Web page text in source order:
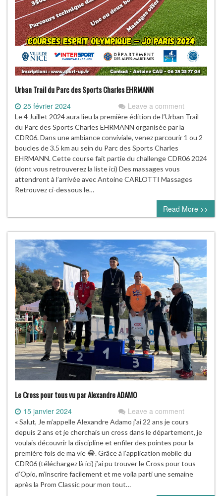
Urban Trail du Parc des Sports Charles EHRMANN
25 février 2024 Leave a comment
Le 4 Juillet 2024 aura lieu la première édition de l’Urban Trail
du Parc des Sports Charles EHRMANN organisée par la
CDR06. Dans une ambiance conviviale, venez parcourir 1 ou 2
boucles de 3.5 km au sein du Parc des Sports Charles
EHRMANN. Cette course fait partie du challenge CDR06 2024
(dont vous retrouverez la liste ici) Des massages vous
attendront à l’arrivée avec Antoine CARLOTTI Massages
Retrouvez ci-dessous le…
Read More >>
Le Cross pour tous vu par Alexandre ADAMO
15 janvier 2024 Leave a comment
« Salut, Je m’appelle Alexandre Adamo j’ai 22 ans je cours
depuis 2 ans et je cherchais un cross dans le département, je
voulais découvrir la discipline et enfiler des pointes pour la
première fois de ma vie 😂. Grâce à l’application mobile du
CDR06 (téléchargez là ici) j’ai pu trouver le Cross pour tous
d’Opio, m’inscrire facilement et me voila parti une semaine
après la Prom Classic pour mon tout…